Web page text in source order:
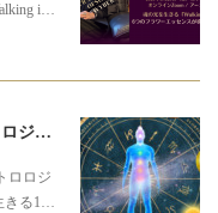
i…
星とチャクラのシャーマニックアストロロジー3期募集のお知らせ
ロロジ
きる1…